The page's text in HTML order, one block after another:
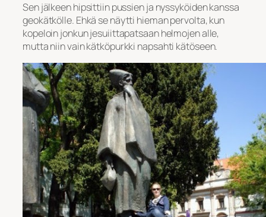
Sen jälkeen hipsittiin pussien ja nyssyköiden kanssa
geokätkölle. Ehkä se näytti hieman pervolta, kun
kopeloin jonkun jesuiittapatsaan helmojen alle,
mutta niin vain kätköpurkki napsahti kätöseen.